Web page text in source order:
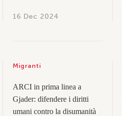
16 Dec 2024
Migranti
ARCI in prima linea a
Gjader: difendere i diritti
umani contro la disumanità